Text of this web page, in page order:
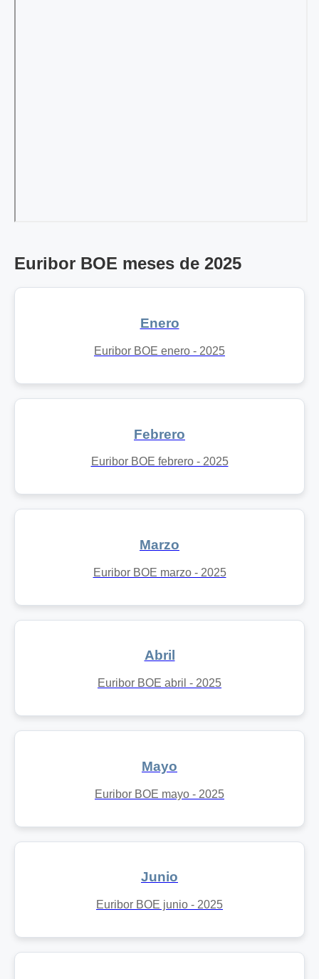
Euribor BOE meses de 2025
Enero
Euribor BOE enero - 2025
Febrero
Euribor BOE febrero - 2025
Marzo
Euribor BOE marzo - 2025
Abril
Euribor BOE abril - 2025
Mayo
Euribor BOE mayo - 2025
Junio
Euribor BOE junio - 2025